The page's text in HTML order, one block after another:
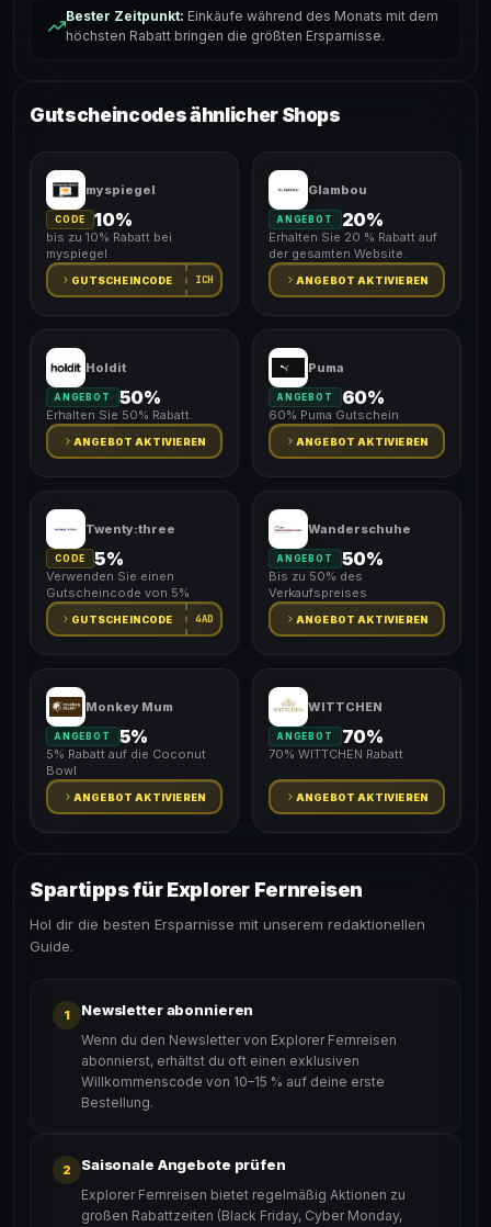
Bester Zeitpunkt: Einkäufe während des Monats mit dem
höchsten Rabatt bringen die größten Ersparnisse.
Gutscheincodes ähnlicher Shops
myspiegel
CODE 10%
bis zu 10% Rabatt bei
myspiegel
GUTSCHEINCODE ICH
Glambou
ANGEBOT 20%
Erhalten Sie 20 % Rabatt auf
der gesamten Website.
ANGEBOT AKTIVIEREN
Holdit
ANGEBOT 50%
Erhalten Sie 50% Rabatt.
ANGEBOT AKTIVIEREN
Puma
ANGEBOT 60%
60% Puma Gutschein
ANGEBOT AKTIVIEREN
Twenty:three
CODE 5%
Verwenden Sie einen
Gutscheincode von 5%
GUTSCHEINCODE 4AD
Wanderschuhe
ANGEBOT 50%
Bis zu 50% des
Verkaufspreises
ANGEBOT AKTIVIEREN
Monkey Mum
ANGEBOT 5%
5% Rabatt auf die Coconut
Bowl
ANGEBOT AKTIVIEREN
WITTCHEN
ANGEBOT 70%
70% WITTCHEN Rabatt
ANGEBOT AKTIVIEREN
Spartipps für Explorer Fernreisen
Hol dir die besten Ersparnisse mit unserem redaktionellen
Guide.
1 Newsletter abonnieren
Wenn du den Newsletter von Explorer Fernreisen
abonnierst, erhältst du oft einen exklusiven
Willkommenscode von 10–15 % auf deine erste
Bestellung.
2 Saisonale Angebote prüfen
Explorer Fernreisen bietet regelmäßig Aktionen zu
großen Rabattzeiten (Black Friday, Cyber Monday,